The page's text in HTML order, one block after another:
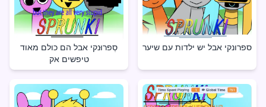
סְפרוּנקי אבל הם כולם מאוד
טיפשים אק
ספרונקי אבל יש ילדות עם שיער